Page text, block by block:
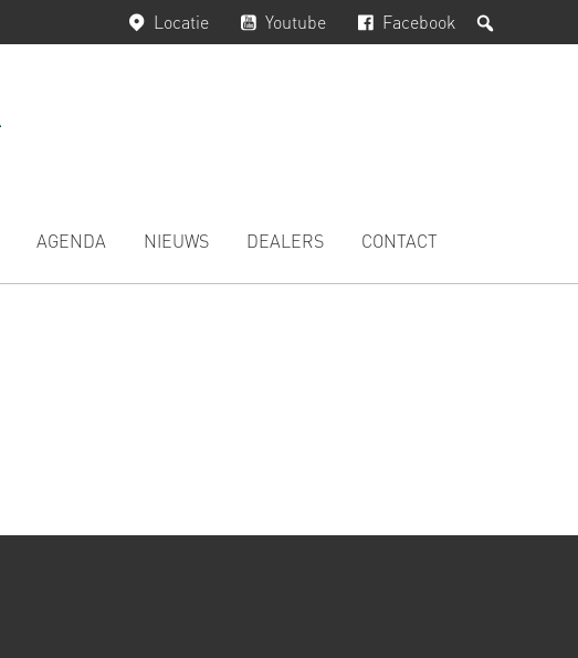
Facebook
Youtube
Locatie
AGENDA NIEUWS DEALERS CONTACT